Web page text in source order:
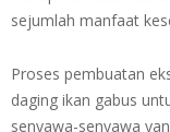
sejumlah manfaat
Proses pembuatan
daging ikan gabus
senyawa-senyawa